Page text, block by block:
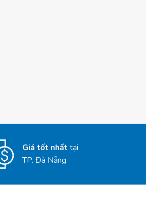
Giá tốt nhấttại
TP. Đà Nẵng